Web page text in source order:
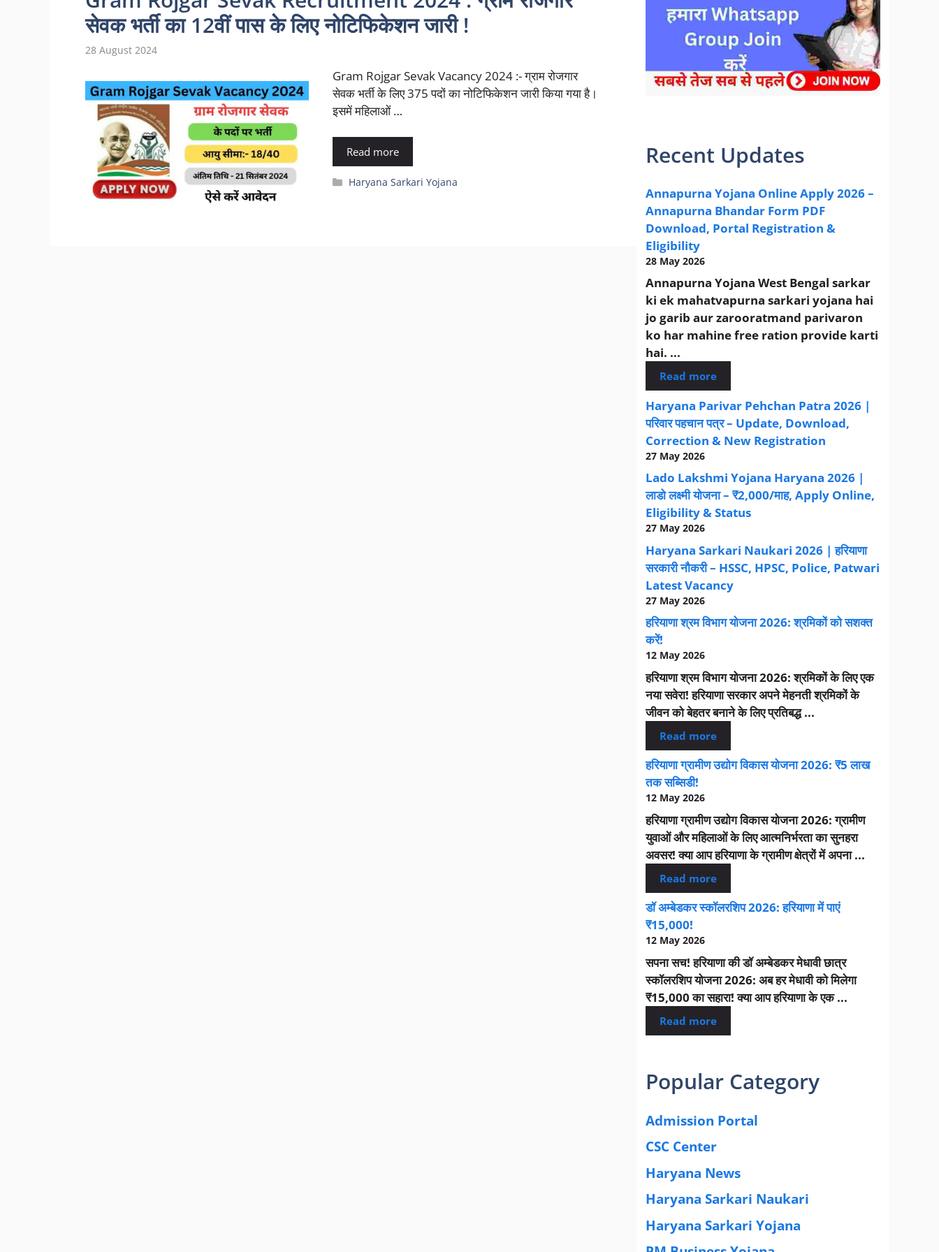
सेवक भर्ती का 12वीं पास के लिए नोटिफिकेशन जारी !
28 August 2024
Gram Rojgar Sevak Vacancy 2024 :- ग्राम रोजगार
सेवक भर्ती के लिए 375 पदों का नोटिफिकेशन जारी किया गया है।
इसमें महिलाओं …
Read more
Categories
Haryana Sarkari Yojana
Recent Updates
Annapurna Yojana Online Apply 2026 –
Annapurna Bhandar Form PDF
Download, Portal Registration &
Eligibility
28 May 2026
Annapurna Yojana West Bengal sarkar
ki ek mahatvapurna sarkari yojana hai
jo garib aur zarooratmand parivaron
ko har mahine free ration provide karti
hai. ...
Read more
Haryana Parivar Pehchan Patra 2026 |
परिवार पहचान पत्र – Update, Download,
Correction & New Registration
27 May 2026
Lado Lakshmi Yojana Haryana 2026 |
लाडो लक्ष्मी योजना – ₹2,000/माह, Apply Online,
Eligibility & Status
27 May 2026
Haryana Sarkari Naukari 2026 | हरियाणा
सरकारी नौकरी – HSSC, HPSC, Police, Patwari
Latest Vacancy
27 May 2026
हरियाणा श्रम विभाग योजना 2026: श्रमिकों को सशक्त
करें!
12 May 2026
हरियाणा श्रम विभाग योजना 2026: श्रमिकों के लिए एक
नया सवेरा! हरियाणा सरकार अपने मेहनती श्रमिकों के
जीवन को बेहतर बनाने के लिए प्रतिबद्ध ...
Read more
हरियाणा ग्रामीण उद्योग विकास योजना 2026: ₹5 लाख
तक सब्सिडी!
12 May 2026
हरियाणा ग्रामीण उद्योग विकास योजना 2026: ग्रामीण
युवाओं और महिलाओं के लिए आत्मनिर्भरता का सुनहरा
अवसर! क्या आप हरियाणा के ग्रामीण क्षेत्रों में अपना ...
Read more
डॉ अम्बेडकर स्कॉलरशिप 2026: हरियाणा में पाएं
₹15,000!
12 May 2026
सपना सच! हरियाणा की डॉ अम्बेडकर मेधावी छात्र
स्कॉलरशिप योजना 2026: अब हर मेधावी को मिलेगा
₹15,000 का सहारा! क्या आप हरियाणा के एक ...
Read more
Popular Category
Admission Portal
CSC Center
Haryana News
Haryana Sarkari Naukari
Haryana Sarkari Yojana